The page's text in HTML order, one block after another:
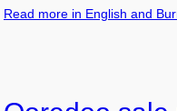
Read more in English and